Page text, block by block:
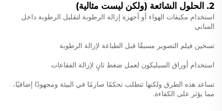
2. الحلول الشائعة (ولكن ليست مثالية)
استخدام مكيفات الهواء أو أجهزة إزالة الرطوبة لتقليل الرطوبة داخل
المباني
تسخين فيلم التصوير مسبقًا قبل الطباعة لإزالة الرطوبة
استخدام أوراق السيليكون لعمل ضغط ثانٍ لإزالة الفقاعات
تساعد هذه الطرق ولكنها تتطلب تحكمًا صارمًا في البيئة ومجهودًا إضافيًا،
مما يؤثر على الكفاءة.